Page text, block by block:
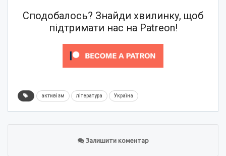
Сподобалось? Знайди хвилинку, щоб
підтримати нас на Patreon!
активізм література Україна
Залишити коментар